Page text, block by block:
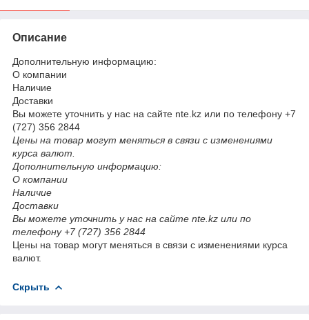
Описание
Дополнительную информацию:
О компании
Наличие
Доставки
Вы можете уточнить у нас на сайте nte.kz или по телефону +7
(727) 356 2844
Цены на товар могут меняться в связи с изменениями
курса валют.
Дополнительную информацию:
О компании
Наличие
Доставки
Вы можете уточнить у нас на сайте nte.kz или по
телефону +7 (727) 356 2844
Цены на товар могут меняться в связи с изменениями курса
валют.
Скрыть